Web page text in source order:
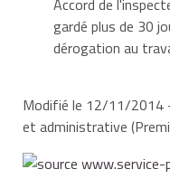
pâtisseries ne sont
Le travail de nuit ne
minuit (uniquement
et à la mène en
imminents ou à
accidents
Une période
être accordée au
semaines.
Accord de
gardé plus de 30
dérogation au
Modifié le 12/11/2014
et administrative